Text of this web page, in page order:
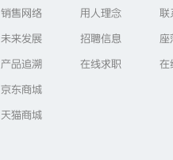
销售网络
未来发展
产品追溯
京东商城
天猫商城
用人理念
招聘信息
在线求职
联
座
在